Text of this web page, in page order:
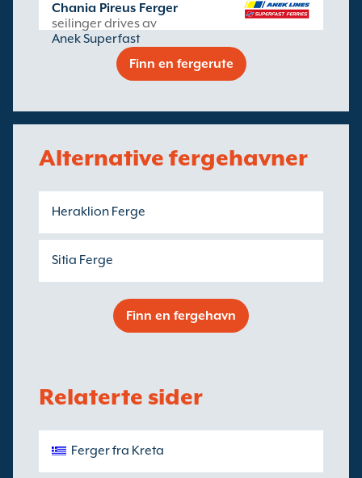
Chania Pireus Ferger
seilinger drives av
Anek Superfast
Finn en fergerute
Alternative fergehavner
Heraklion Ferge
Sitia Ferge
Finn en fergehavn
Relaterte sider
Ferger fra Kreta